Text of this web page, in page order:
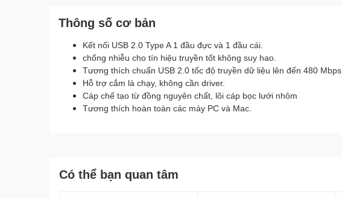
Thông số cơ bản
Kết nối USB 2.0 Type A 1 đầu đực và 1 đầu cái.
chống nhiễu cho tín hiệu truyền tốt không suy hao.
Tương thích chuẩn USB 2.0 tốc độ truyền dữ liệu lên đến 480 Mbps.
Hỗ trợ cắm là chạy, không cần driver.
Cáp chế tạo từ đồng nguyên chất, lõi cáp bọc lưới nhôm
Tương thích hoàn toàn các máy PC và Mac.
Có thể bạn quan tâm